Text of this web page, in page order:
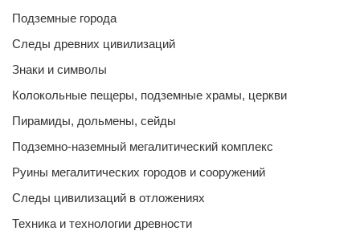
Подземные города
Следы древних цивилизаций
Знаки и символы
Колокольные пещеры, подземные храмы, церкви
Пирамиды, дольмены, сейды
Подземно-наземный мегалитический комплекс
Руины мегалитических городов и сооружений
Следы цивилизаций в отложениях
Техника и технологии древности